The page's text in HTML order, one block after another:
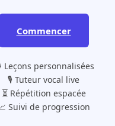
Commencer
Leçons personnalisées
🎙️ Tuteur vocal live
⏳ Répétition espacée
Suivi de progression